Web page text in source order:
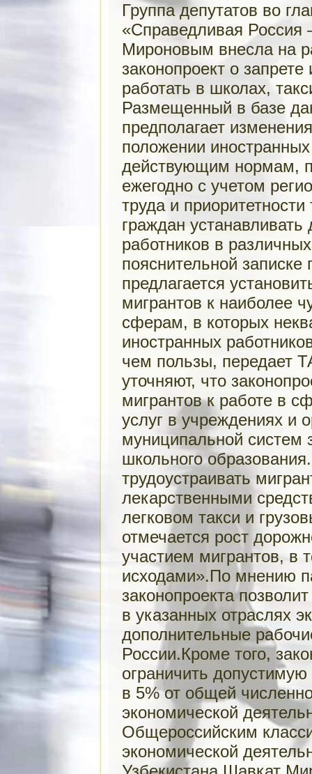
Группа депутатов во
«Справедливая Россия
Мироновым внесла на
законопроект о
работать в школах,
Размещенный в базе
предполагает
положении
действующим нормам,
ежегодно с учетом
труда и приоритетности
граждан
работников в
пояснительной записке
предлагается
мигрантов к наиболее
сферам, в которых
иностранных
чем пользы, передает
уточняют, что
мигрантов к работе в
услуг в учреждениях и
муниципальной систем
школьного
трудоустраивать
лекарственными
легковом такси и
отмечается рост
участием мигрантов, в
исходами».По мнению
законопроекта
в указанных отраслях
дополнительные
России.Кроме того,
ограничить
в 5% от общей
экономической
Общероссийским
экономической